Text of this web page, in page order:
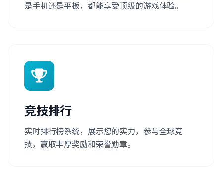
是手机还是平板，都能享受顶级的游戏体验。
竞技排行
实时排行榜系统，展示您的实力，参与全球竞
技，赢取丰厚奖励和荣誉勋章。